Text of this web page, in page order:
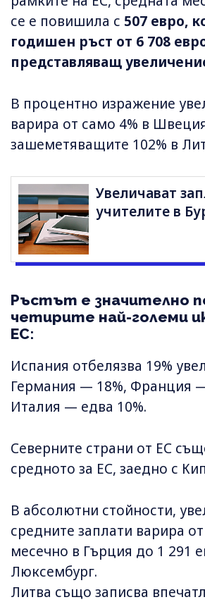
се е повишила с 507 евро,
годишен ръст от 6 708
представляващ
В процентно изражение
варира от само 4% в
зашеметяващите 102% в
Увеличават
учителите в
Ръстът е значително
четирите най-големи
ЕС:
Испания отбелязва 19%
Германия — 18%, Франция
Италия — едва 10%.
Северните страни от ЕС
средното за ЕС, заедно с
В абсолютни стойности,
средните заплати варира
месечно в Гърция до 1 291
Люксембург.
Литва също записва